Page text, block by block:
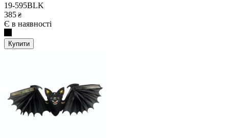
19-595BLK
385 ₴
Є в наявності
Купити